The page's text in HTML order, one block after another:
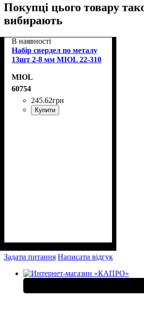
Покупці цього товару
вибирають
В наявності
Набір свердел по металу
13шт 2-8 мм MIOL 22-310
MIOL
60754
245.62грн
Купити
Задати питання Написати відгук